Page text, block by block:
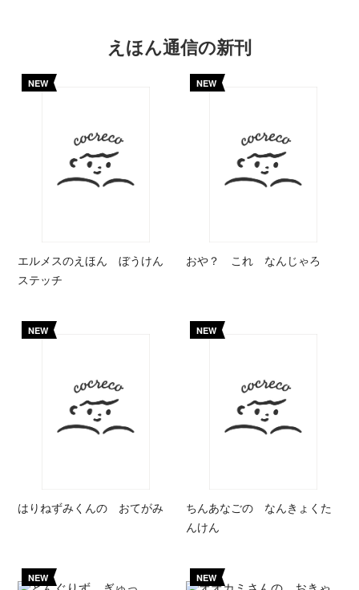
えほん通信の新刊
NEW
エルメスのえほん ぼうけん
ステッチ
NEW
おや？ これ なんじゃろ
NEW
はりねずみくんの おてがみ
NEW
ちんあなごの なんきょくた
んけん
NEW NEW